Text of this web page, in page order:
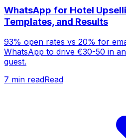
WhatsApp for Hotel
Templates, and Results
93% open rates vs 20% for
WhatsApp to drive €30-50 in
guest.
7 min readRead